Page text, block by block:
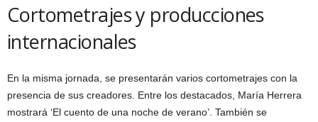
Cortometrajes y producciones
internacionales
En la misma jornada, se presentarán varios cortometrajes con la
presencia de sus creadores. Entre los destacados, María Herrera
mostrará ‘El cuento de una noche de verano’. También se